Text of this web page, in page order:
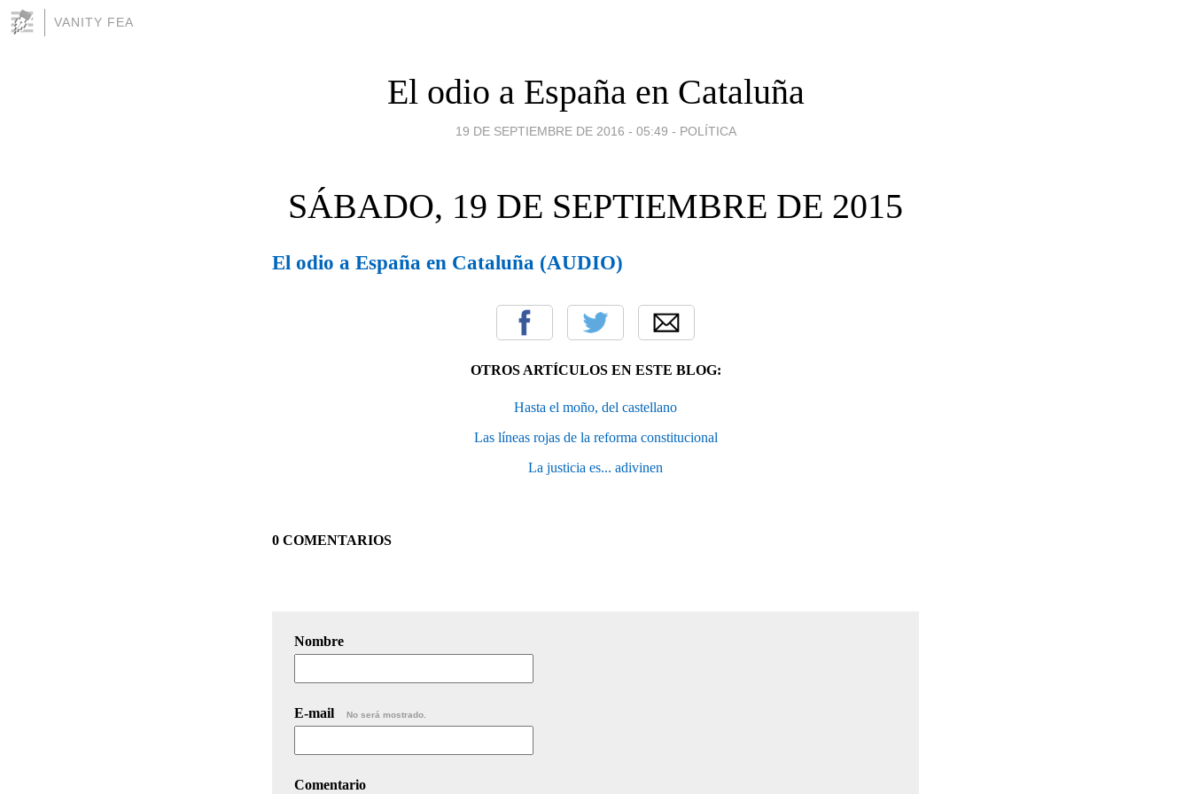
VANITY FEA
El odio a España en Cataluña
19 DE SEPTIEMBRE DE 2016 - 05:49 - POLÍTICA
SÁBADO, 19 DE SEPTIEMBRE DE 2015
El odio a España en Cataluña (AUDIO)
OTROS ARTÍCULOS EN ESTE BLOG:
Hasta el moño, del castellano
Las líneas rojas de la reforma constitucional
La justicia es... adivinen
0 COMENTARIOS
Nombre
E-mail No será mostrado.
Comentario